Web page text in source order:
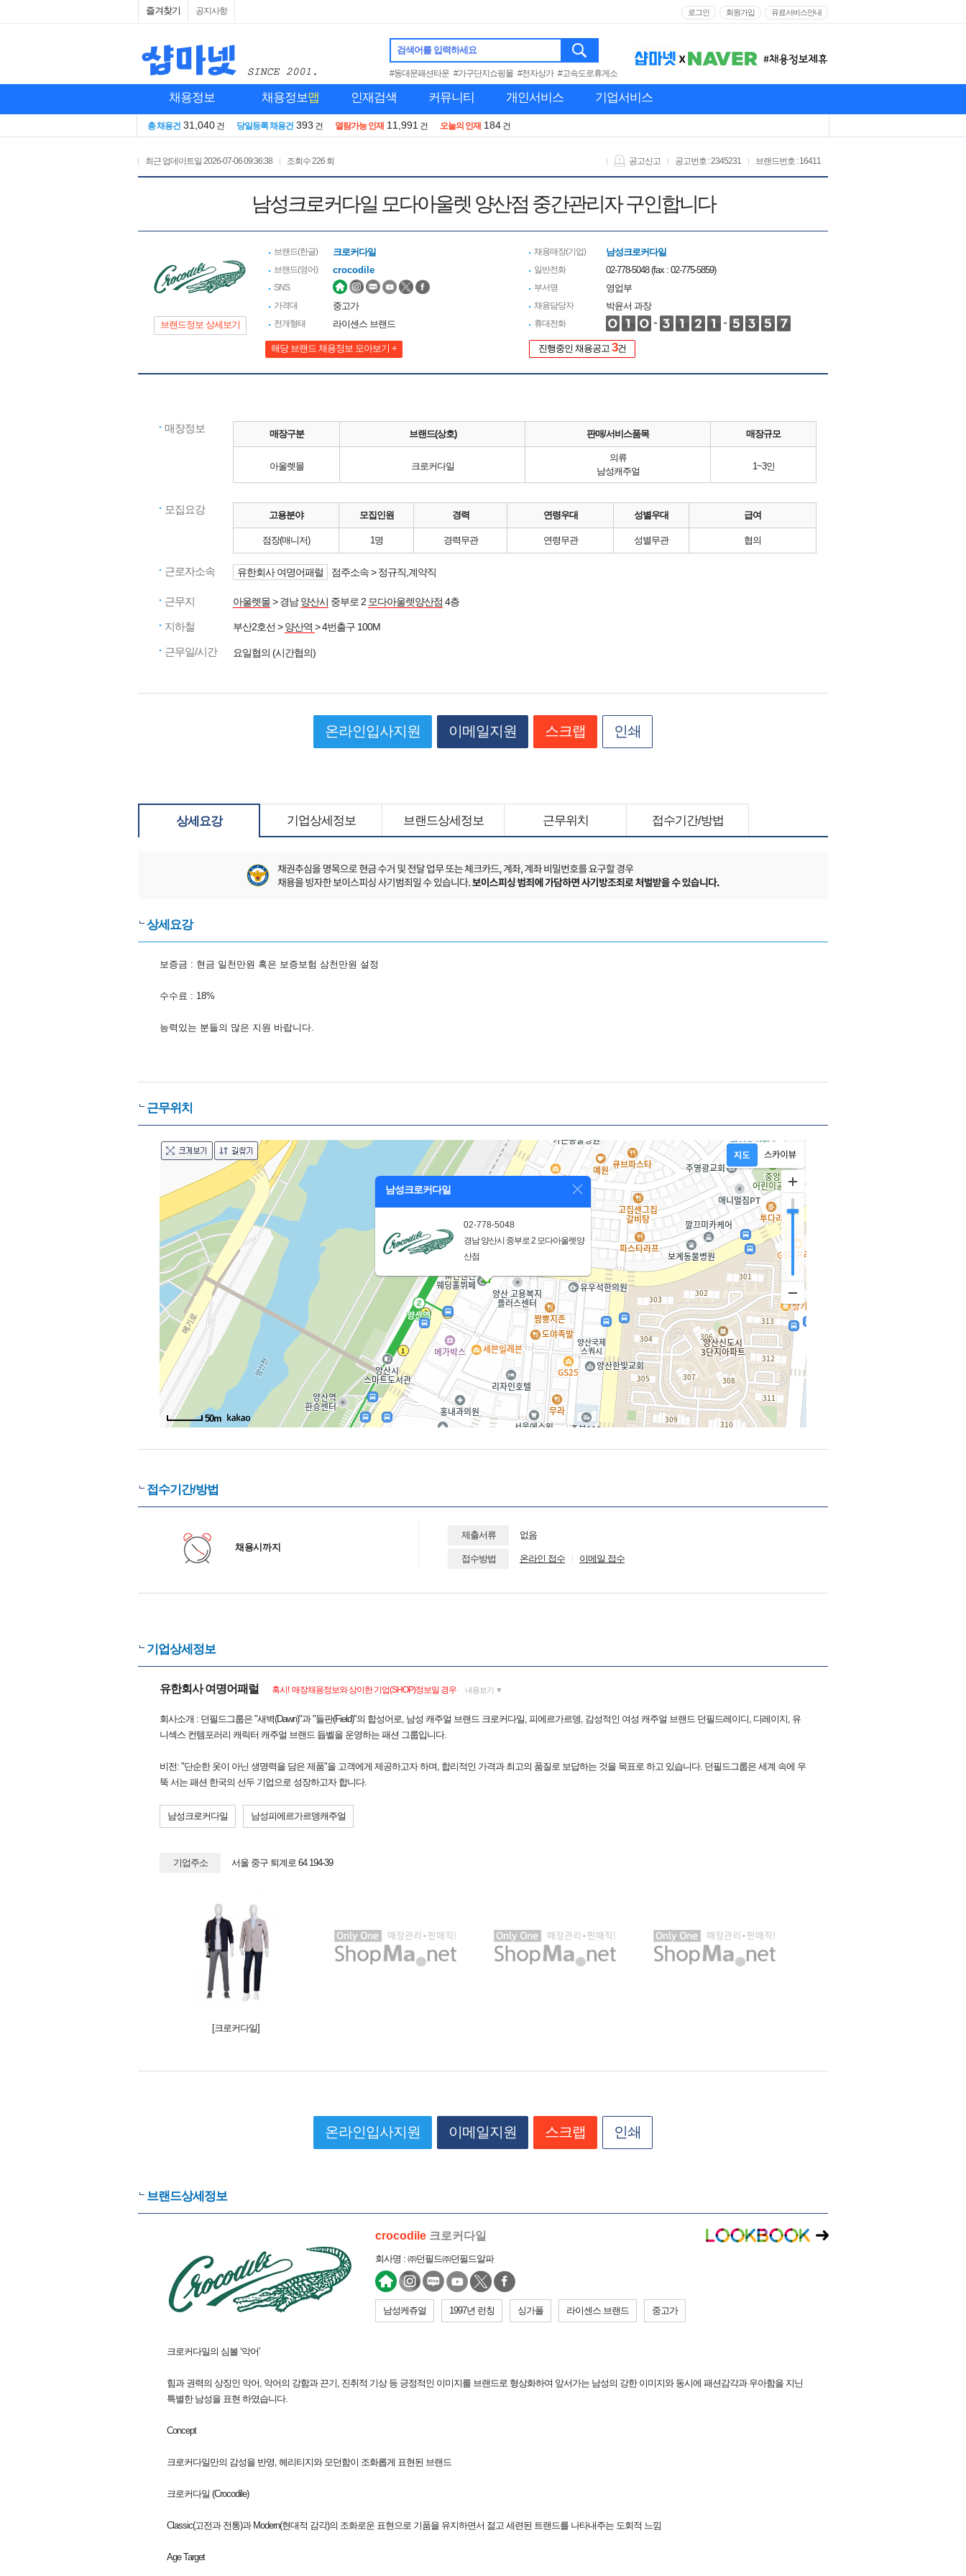
즐겨찾기 공지사항 로그인 회원가입 유료서비스안내
검색어를 입력하세요
#동대문패션타운 #가구단지쇼핑몰 #전자상가 #고속도로휴게소
채용정보 채용정보맵 인재검색 커뮤니티 개인서비스 기업서비스
총 채용건 31,040 건 당일등록 채용건 393 건 열람가능 인재 11,991 건 오늘의 인재 184 건
최근 업데이트일 2026-07-06 09:36:38 조회수226 회 브랜드번호 : 16411
공고번호 : 2345231
공고신고
남성크로커다일 모다아울렛 양산점 중간관리자 구인합니다
브랜드정보 상세보기
브랜드(한글) 크로커다일
브랜드(영어) crocodile
SNS
가격대
중고가
전개형태 라이센스 브랜드
해당 브랜드 채용정보 모아보기 +
채용매장(기업) 남성크로커다일
일반전화 02-778-5048 (fax : 02-775-5859)
부서명 영업부
채용담당자 박윤서 과장
휴대전화
진행중인 채용공고 3건
매장정보 매장구분 브랜드(상호) 판매/서비스품목 매장규모
아울렛몰 크로커다일
의류
남성캐주얼
1~3인
모집요강 고용분야 모집인원 경력 연령우대 성별우대 급여
점장(매니저) 1명 경력무관 연령무관 성별무관 협의
근로자소속 유한회사 여명어패럴 점주소속 > 정규직,계약직
근무지 아울렛몰> 경남양산시 중부로 2 모다아울렛양산점 4층
지하철 부산2호선 >양산역 > 4번출구 100M
근무일/시간 요일협의 (시간협의)
온라인입사지원 이메일지원 스크랩 인쇄
상세요강 기업상세정보 브랜드상세정보 근무위치 접수기간/방법
상세요강
보증금 : 현금 일천만원 혹은 보증보험 삼천만원 설정
수수료 : 18%
능력있는 분들의 많은 지원 바랍니다.
근무위치
남성크로커다일
02-778-5048
경남 양산시 중부로 2 모다아울렛양
산점
50m
접수기간/방법
채용시까지
제출서류 없음
접수방법 온라인 접수 이메일 접수
기업상세정보
유한회사 여명어패럴 혹시! 매장채용정보와 상이한 기업(SHOP)정보일 경우 내용보기 ▼
회사소개 : 던필드그룹은 "새벽(Dawn)"과 "들판(Field)"의 합성어로, 남성 캐주얼 브랜드 크로커다일, 피에르가르뎅, 감성적인 여성 캐주얼 브랜드 던필드레이디, 디레이지, 유
니섹스 컨템포러리 캐릭터 캐주얼 브랜드 듑벨을 운영하는 패션 그룹입니다.
비전: "단순한 옷이 아닌 생명력을 담은 제품"을 고객에게 제공하고자 하며, 합리적인 가격과 최고의 품질로 보답하는 것을 목표로 하고 있습니다. 던필드그룹은 세계 속에 우
뚝 서는 패션 한국의 선두 기업으로 성장하고자 합니다.
남성크로커다일 남성피에르가르뎅캐주얼
기업주소 서울 중구 퇴계로 64 194-39
[크로커다일]
온라인입사지원 이메일지원 스크랩 인쇄
브랜드상세정보
crocodile 크로커다일
회사명 : ㈜던필드㈜던필드알파
남성케쥬얼 1997년 런칭 싱가폴 라이센스 브랜드 중고가
크로커다일의 심볼 ‘악어’
힘과 권력의 상징인 악어, 악어의 강함과 끈기, 진취적 기상 등 긍정적인 이미지를 브랜드로 형상화하여 앞서가는 남성의 강한 이미지와 동시에 패션감각과 우아함을 지닌
특별한 남성을 표현 하였습니다.
Concept
크로커다일만의 감성을 반영, 헤리티지와 모던함이 조화롭게 표현된 브랜드
크로커다일 (Crocodile)
Classic(고전과 전통)과 Modern(현대적 감각)의 조화로운 표현으로 기품을 유지하면서 젊고 세련된 트랜드를 나타내주는 도회적 느낌
Age Target